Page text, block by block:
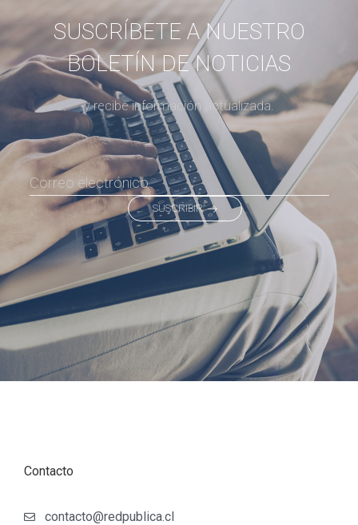
SUSCRÍBETE A NUESTRO
BOLETÍN DE NOTICIAS
y recibe información actualizada.
SUSCRIBIR
Contacto
contacto@redpublica.cl